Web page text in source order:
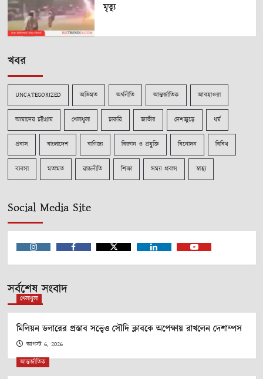
মৃত্যু
খবর
UNCATEGORIZED অভিমত অর্থনীতি আন্তর্জাতিক আবহাওয়া
আমাদের চট্টগ্রাম খেলাধুলা চাকরি জাতীয় দেশজুড়ে ধর্ম
প্রবাস বাংলাদেশ বাণিজ্য বিজ্ঞান ও প্রযুক্তি বিনোদন বিবিধ
ব্যবসা মতামত রাজনীতি শিক্ষা সময় প্রবাস স্বাস্থ্য
Social Media Site
Instagram Facebook Twitter Linkedin Youtube
সর্বশেষ সংবাদ
খেলাধুলা
মিলিয়ন ডলারের প্রস্তাব সত্ত্বেও সৌদি ক্লাবকে অপেক্ষায় রাখলেন দেশাম্পস
আগস্ট 6, 2026
আন্তর্জাতিক